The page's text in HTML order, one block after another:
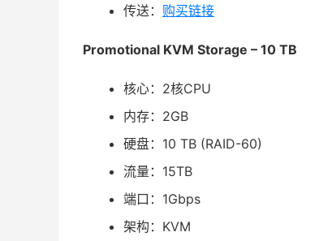
传送： 购买链接
Promotional KVM Storage – 10 TB
核心：2核CPU
内存：2GB
硬盘：10 TB (RAID-60)
流量：15TB
端口：1Gbps
架构：KVM